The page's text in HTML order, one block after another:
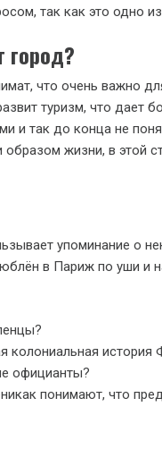
так как это одно
город?
что очень важно
туризм, что дает
и так до конца не
образом жизни, в этой
упоминание о
в Париж по уши и
колониальная история
официанты?
понимают, что